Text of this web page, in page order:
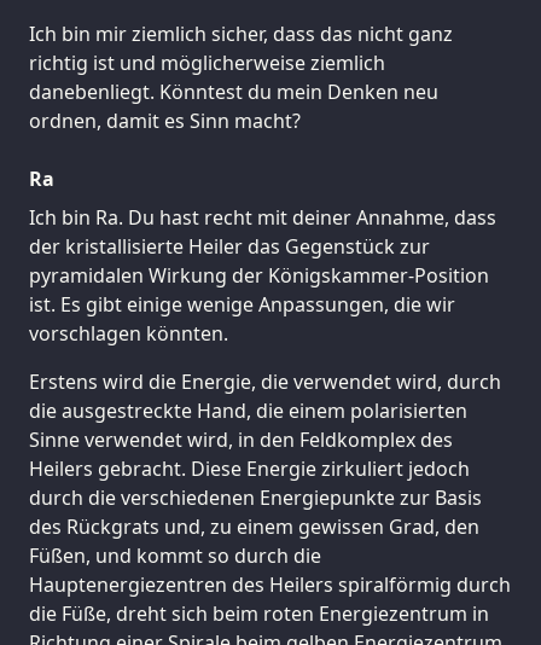
Ich bin mir ziemlich sicher, dass das nicht ganz
richtig ist und möglicherweise ziemlich
danebenliegt. Könntest du mein Denken neu
ordnen, damit es Sinn macht?
Ra
Ich bin Ra. Du hast recht mit deiner Annahme, dass
der kristallisierte Heiler das Gegenstück zur
pyramidalen Wirkung der Königskammer-Position
ist. Es gibt einige wenige Anpassungen, die wir
vorschlagen könnten.
Erstens wird die Energie, die verwendet wird, durch
die ausgestreckte Hand, die einem polarisierten
Sinne verwendet wird, in den Feldkomplex des
Heilers gebracht. Diese Energie zirkuliert jedoch
durch die verschiedenen Energiepunkte zur Basis
des Rückgrats und, zu einem gewissen Grad, den
Füßen, und kommt so durch die
Hauptenergiezentren des Heilers spiralförmig durch
die Füße, dreht sich beim roten Energiezentrum in